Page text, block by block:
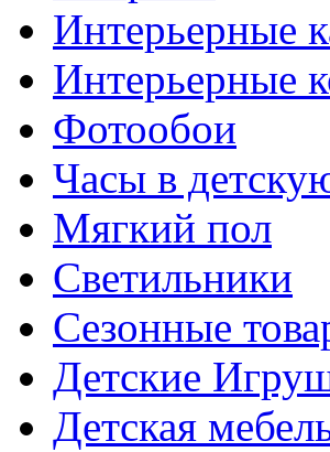
Интерьерные
Интерьерные
Фотообои
Часы в
Мягкий пол
Светильники
Сезонные
Детские
Детская